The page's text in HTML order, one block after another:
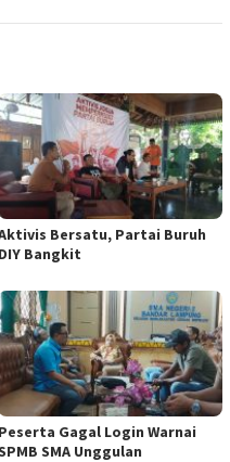
Bersatu, Partai Buruh
DIY Bangkit
Peserta Gagal Login Warnai
SMA Unggulan